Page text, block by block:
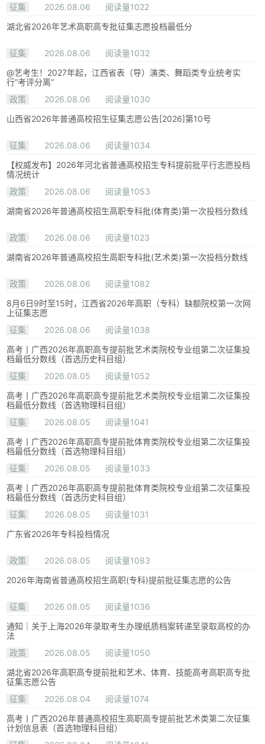
征集 2026.08.06
阅读量1022
湖北省2026年艺术高职高专批征集志愿投档最低分
征集 2026.08.06
阅读量1032
@艺考生！2027年起，江西省表（导）演类、舞蹈类专业统考实
行“考评分离”
政策
2026.08.06
阅读量1030
山西省2026年普通高校招生征集志愿公告[2026]第10号
征集 2026.08.06
阅读量1034
【权威发布】2026年河北省普通高校招生专科提前批平行志愿投档
情况统计
政策
2026.08.06
阅读量1053
湖南省2026年普通高校招生高职专科批(体育类)第一次投档分数线
政策 2026.08.06
阅读量1023
湖南省2026年普通高校招生高职专科批(艺术类)第一次投档分数线
政策 2026.08.06
阅读量1082
8月6日9时至15时，江西省2026年高职（专科）缺额院校第一次网
上征集志愿
征集
2026.08.06
阅读量1038
高考丨广西2026年高职高专提前批艺术类院校专业组第二次征集投
档最低分数线（首选历史科目组）
征集
2026.08.05
阅读量1052
高考丨广西2026年高职高专提前批艺术类院校专业组第二次征集投
档最低分数线（首选物理科目组）
征集
2026.08.05
阅读量1041
高考丨广西2026年高职高专提前批体育类院校专业组第二次征集投
档最低分数线（首选物理科目组）
征集
2026.08.05
阅读量1033
高考丨广西2026年高职高专提前批体育类院校专业组第二次征集投
档最低分数线（首选历史科目组）
征集
2026.08.05
阅读量1031
广东省2026年专科投档情况
政策 2026.08.05
阅读量1083
2026年海南省普通高校招生高职(专科)提前批征集志愿的公告
征集 2026.08.05
阅读量1036
通知｜关于上海2026年录取考生办理纸质档案转递至录取高校的办
法
政策
2026.08.05
阅读量1050
湖北省2026年高职高专提前批和艺术、体育、技能高考高职高专批
征集志愿公告
征集
2026.08.04
阅读量1074
高考丨广西2026年普通高校招生高职高专提前批艺术类第二次征集
计划信息表（首选物理科目组）